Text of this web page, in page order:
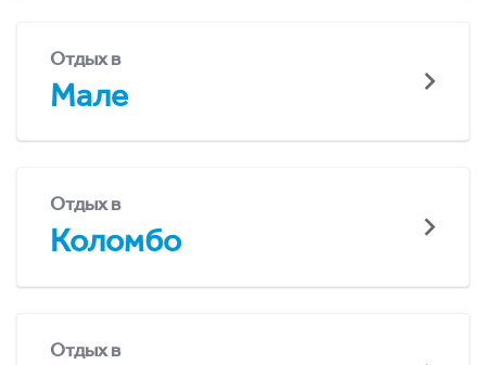
Отдых в
Мале
Отдых в
Коломбо
Отдых в